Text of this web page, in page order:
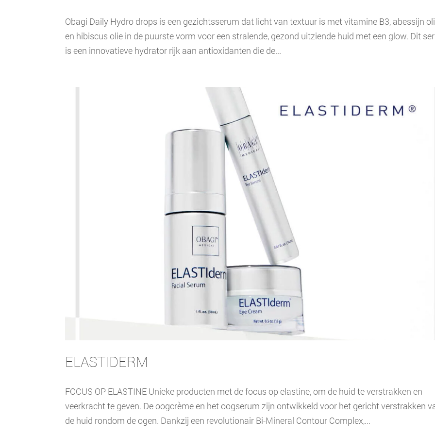
Obagi Daily Hydro drops is een gezichtsserum dat licht van textuur is met vitamine B3, abessijn
en hibiscus olie in de puurste vorm voor een stralende, gezond uitziende huid met een glow. Dit
is een innovatieve hydrator rijk aan antioxidanten die de...
ELASTIDERM
FOCUS OP ELASTINE Unieke producten met de focus op elastine, om de huid te verstrakken en
veerkracht te geven. De oogcrème en het oogserum zijn ontwikkeld voor het gericht verstrakken
de huid rondom de ogen. Dankzij een revolutionair Bi-Mineral Contour Complex,...